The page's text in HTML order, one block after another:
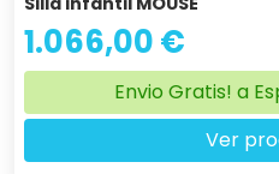
1.066,00 €
Envio Gratis! a
Ver